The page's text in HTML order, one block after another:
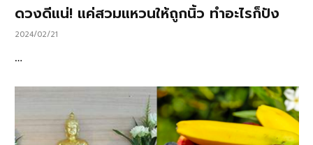
ดวงดีแน่! แค่สวมแหวนให้ถูกนิ้ว ทำอะไรก็ปัง
2024/02/21
…